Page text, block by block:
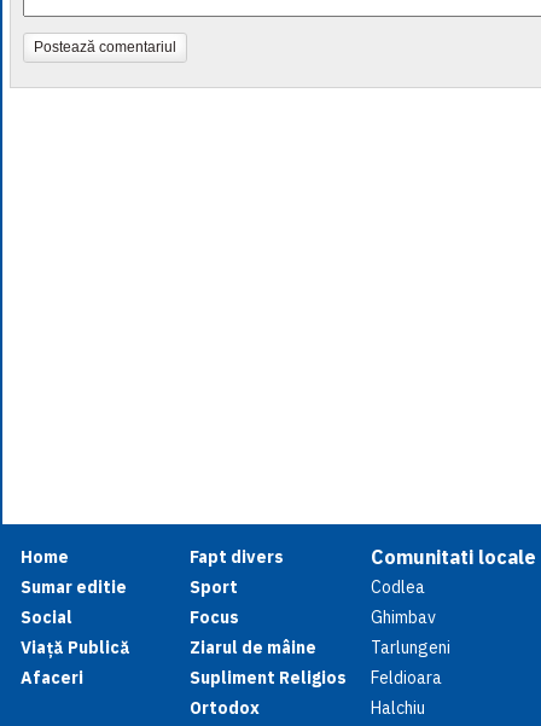
Postează comentariul
Home
Sumar editie
Social
Viață Publică
Afaceri
Fapt divers
Sport
Focus
Ziarul de mâine
Supliment Religios
Ortodox
Comunitati locale
Codlea
Ghimbav
Tarlungeni
Feldioara
Halchiu